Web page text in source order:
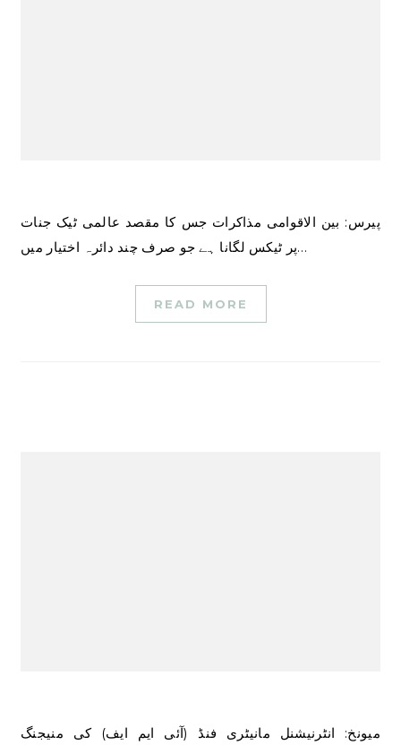
پیرس: بین الاقوامی مذاکرات جس کا مقصد عالمی ٹیک جنات
پر ٹیکس لگانا ہے جو صرف چند دائرہ اختیار میں…
READ MORE
میونخ: انٹرنیشنل مانیٹری فنڈ (آئی ایم ایف) کی منیجنگ